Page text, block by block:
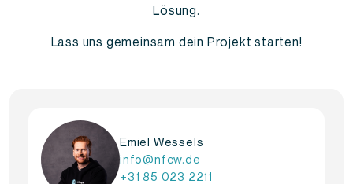
Lösung.
Lass uns gemeinsam dein Projekt starten!
Emiel Wessels
info@nfcw.de
+31 85 023 2211